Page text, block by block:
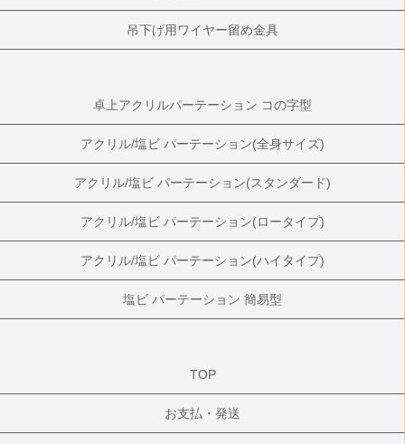
吊下げ用ワイヤー留め金具
卓上アクリルパーテーション コの字型
アクリル/塩ビ パーテーション(全身サイズ)
アクリル/塩ビ パーテーション(スタンダード)
アクリル/塩ビ パーテーション(ロータイプ)
アクリル/塩ビ パーテーション(ハイタイプ)
塩ビ パーテーション 簡易型
TOP
お支払・発送